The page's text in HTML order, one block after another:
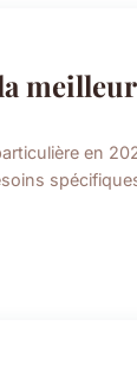
en